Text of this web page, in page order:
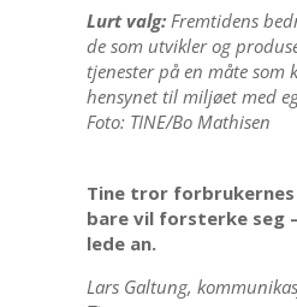
Lurt valg:Fremtidens
de som utvikler og
tjenester på en måte som
hensynet til miljøet med
Foto: TINE/Bo Mathisen
Tine tror
bare vil forsterke seg
lede an.
Lars Galtung,